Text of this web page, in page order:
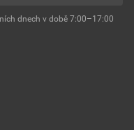
dnech v době 7:00–17:00